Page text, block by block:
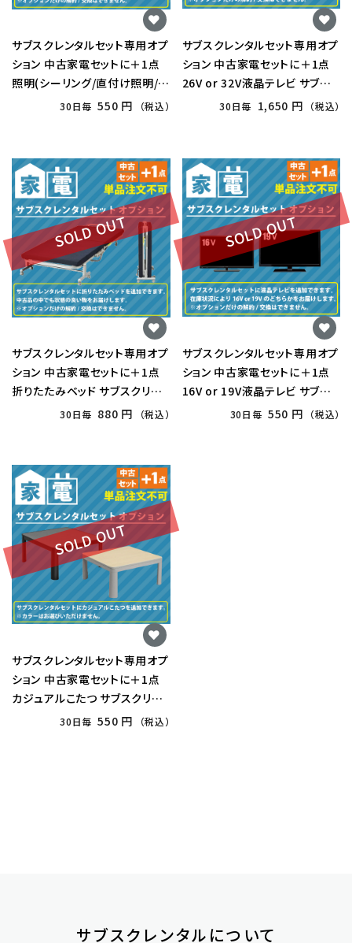
サブスクレンタルセット専用オプ
ション 中古家電セットに＋1点
照明(シーリング/直付け照明/吊
り下げ照明) サブスクリプション
30日毎 550 円 （税込）
サブスクレンタルセット専用オプ
ション 中古家電セットに＋1点
26V or 32V液晶テレビ サブス
クリプション
30日毎 1,650 円 （税込）
SOLD OUT
サブスクレンタルセット専用オプ
ション 中古家電セットに＋1点
折りたたみベッド サブスクリプ
30日毎 880 円 （税込）
SOLD OUT
サブスクレンタルセット専用オプ
ション 中古家電セットに＋1点
16V or 19V液晶テレビ サブス
クリプション30日毎 550 円 （税込）
SOLD OUT
サブスクレンタルセット専用オプ
ション 中古家電セットに＋1点
カジュアルこたつ サブスクリプ
30日毎 550 円 （税込）
サブスクレンタルについて